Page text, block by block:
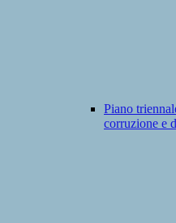
Piano
corruzione e